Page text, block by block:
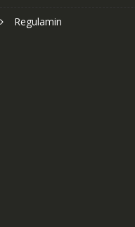
Regulamin